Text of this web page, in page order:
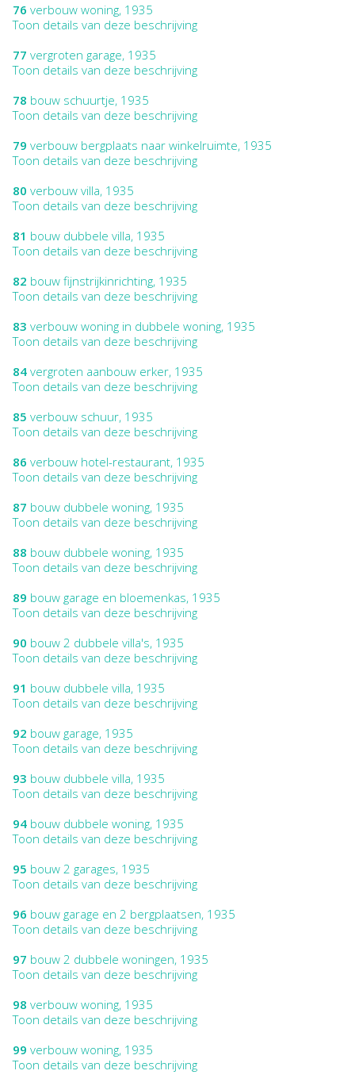
76 verbouw woning, 1935
Toon details van deze beschrijving
77 vergroten garage, 1935
Toon details van deze beschrijving
78 bouw schuurtje, 1935
Toon details van deze beschrijving
79 verbouw bergplaats naar winkelruimte, 1935
Toon details van deze beschrijving
80 verbouw villa, 1935
Toon details van deze beschrijving
81 bouw dubbele villa, 1935
Toon details van deze beschrijving
82 bouw fijnstrijkinrichting, 1935
Toon details van deze beschrijving
83 verbouw woning in dubbele woning, 1935
Toon details van deze beschrijving
84 vergroten aanbouw erker, 1935
Toon details van deze beschrijving
85 verbouw schuur, 1935
Toon details van deze beschrijving
86 verbouw hotel-restaurant, 1935
Toon details van deze beschrijving
87 bouw dubbele woning, 1935
Toon details van deze beschrijving
88 bouw dubbele woning, 1935
Toon details van deze beschrijving
89 bouw garage en bloemenkas, 1935
Toon details van deze beschrijving
90 bouw 2 dubbele villa's, 1935
Toon details van deze beschrijving
91 bouw dubbele villa, 1935
Toon details van deze beschrijving
92 bouw garage, 1935
Toon details van deze beschrijving
93 bouw dubbele villa, 1935
Toon details van deze beschrijving
94 bouw dubbele woning, 1935
Toon details van deze beschrijving
95 bouw 2 garages, 1935
Toon details van deze beschrijving
96 bouw garage en 2 bergplaatsen, 1935
Toon details van deze beschrijving
97 bouw 2 dubbele woningen, 1935
Toon details van deze beschrijving
98 verbouw woning, 1935
Toon details van deze beschrijving
99 verbouw woning, 1935
Toon details van deze beschrijving